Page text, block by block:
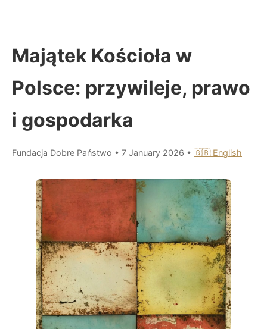
Majątek Kościoła w
Polsce: przywileje, prawo
i gospodarka
Fundacja Dobre Państwo • 7 January 2026 • 🇬🇧 English